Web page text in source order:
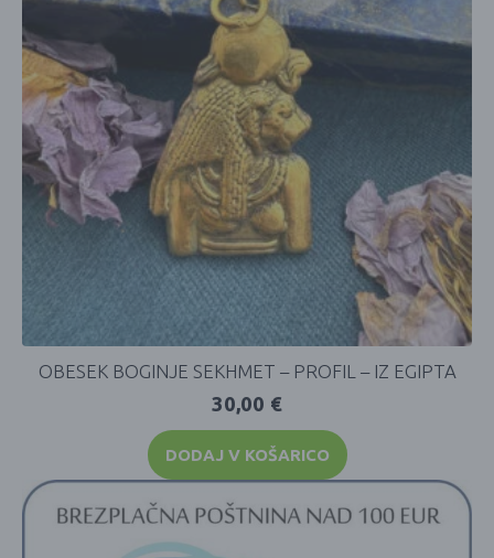
OBESEK BOGINJE SEKHMET – PROFIL – IZ EGIPTA
30,00 €
DODAJ V KOŠARICO